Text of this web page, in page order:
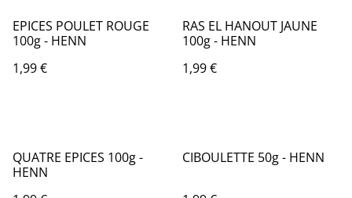
EPICES POULET ROUGE
100g - HENN
1,99 €
RAS EL HANOUT JAUNE
100g - HENN
1,99 €
QUATRE EPICES 100g -
HENN
CIBOULETTE 50g - HENN